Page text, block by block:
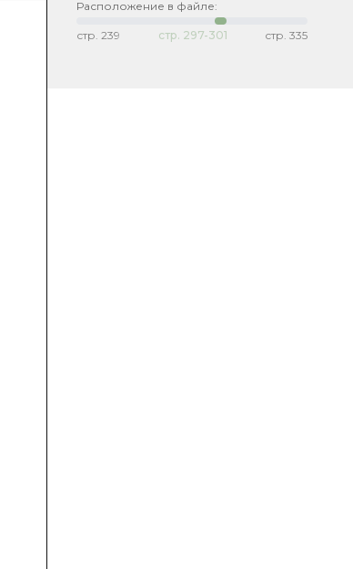
Расположение в файле:
стр. 239 стр. 297-301 стр. 335